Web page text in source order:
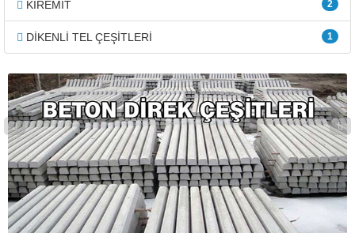
2
KİREMİT
1
DİKENLİ TEL ÇEŞİTLERİ